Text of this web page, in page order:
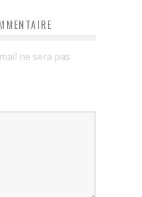
ne sera pas